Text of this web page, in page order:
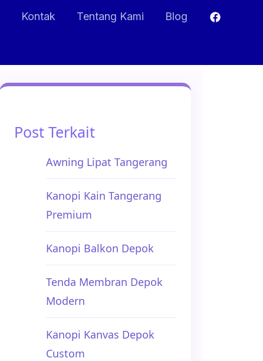
Kontak Tentang Kami Blog
Post Terkait
Awning Lipat Tangerang
Kanopi Kain Tangerang
Premium
Kanopi Balkon Depok
Tenda Membran Depok
Modern
Kanopi Kanvas Depok
Custom